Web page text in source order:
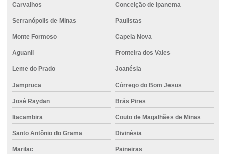
Carvalhos Conceição de Ipanema
Serranópolis de Minas Paulistas
Monte Formoso Capela Nova
Aguanil Fronteira dos Vales
Leme do Prado Joanésia
Jampruca Córrego do Bom Jesus
José Raydan Brás Pires
Itacambira Couto de Magalhães de Minas
Santo Antônio do Grama Divinésia
Marilac Paineiras